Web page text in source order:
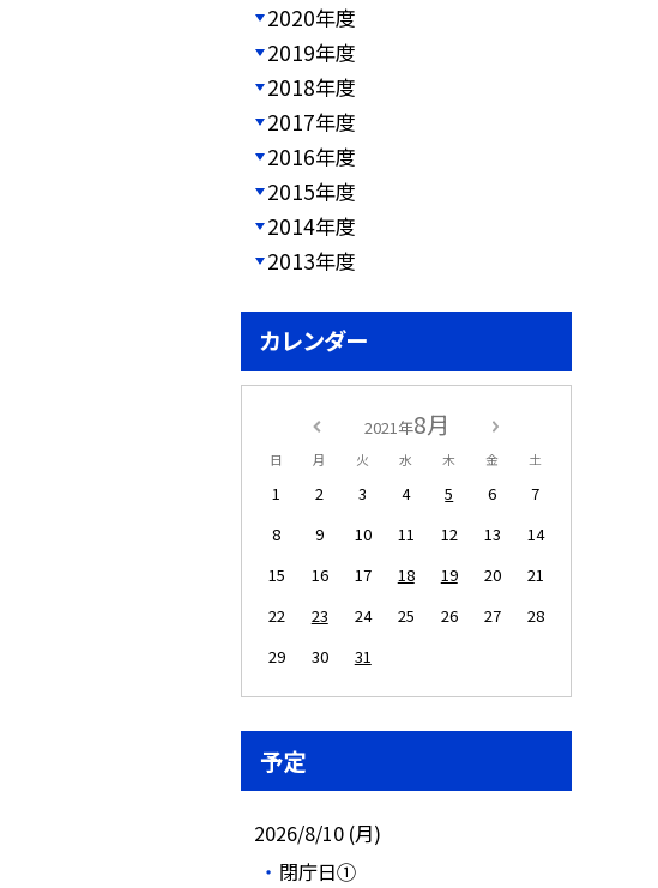
2020年度
2019年度
2018年度
2017年度
2016年度
2015年度
2014年度
2013年度
カレンダー
2021年8月
日 月 火 水 木 金 土
1 2 3 4 5 6
7
8
9 10 11 12 13
14
15
16 17 18 19 20
21
22
23 24 25 26 27
28
29
30 31
予定
2026/8/10 (月)
閉庁日①